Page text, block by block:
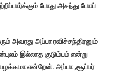
போது அசந்து போய்
அவரது அப்பா ரவிச்சந்திரனும்
இல்லாத குடும்பம் என்று
பழக்கமா என்றேன். அப்பா ,சூப்பர்